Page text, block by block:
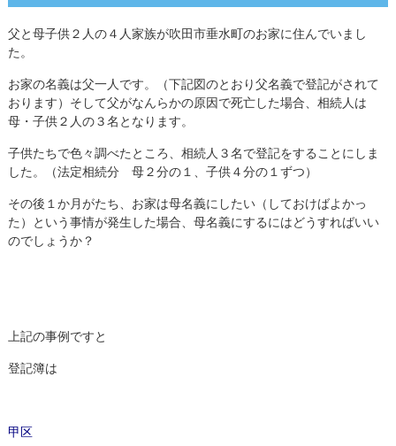
父と母子供２人の４人家族が吹田市垂水町のお家に住んでいまし
た。
お家の名義は父一人です。（下記図のとおり父名義で登記がされて
おります）そして父がなんらかの原因で死亡した場合、相続人は
母・子供２人の３名となります。
子供たちで色々調べたところ、相続人３名で登記をすることにしま
した。（法定相続分 母２分の１、子供４分の１ずつ）
その後１か月がたち、お家は母名義にしたい（しておけばよかっ
た）という事情が発生した場合、母名義にするにはどうすればいい
のでしょうか？
上記の事例ですと
登記簿は
甲区